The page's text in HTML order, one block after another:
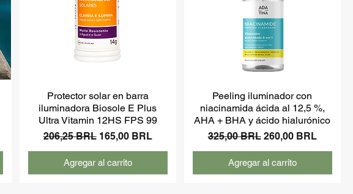
Protector solar en barra
iluminadora Biosole E Plus
Ultra Vitamin 12HS FPS 99
Precio
206,25 BRL Precio de oferta
165,00 BRL
Agregar al carrito
Peeling iluminador con
niacinamida ácida al 12,5 %,
AHA + BHA y ácido hialurónico
Precio
325,00 BRL Precio de oferta
260,00 BRL
Agregar al carrito